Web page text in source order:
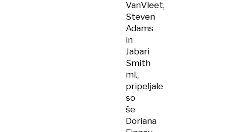
VanVleet,
Steven
Adams
in
Jabari
Smith
ml.,
pripeljale
so
še
Doriana